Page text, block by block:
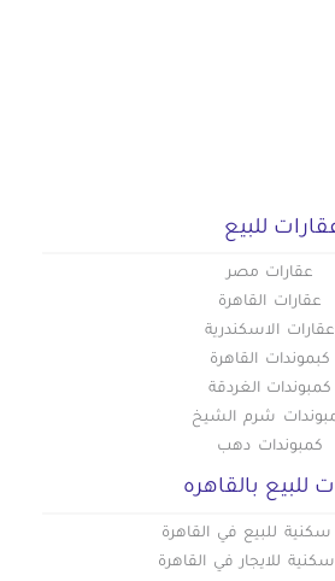
للبيع
عقارات مصر
عقارات القاهرة
عقارات الاسكندرية
كبموندات القاهرة
كمبوندات الغردقة
شرم الشيخ
كمبوندات دهب
للبيع بالقاهره
للبيع في القاهرة
للايجار في القاهرة